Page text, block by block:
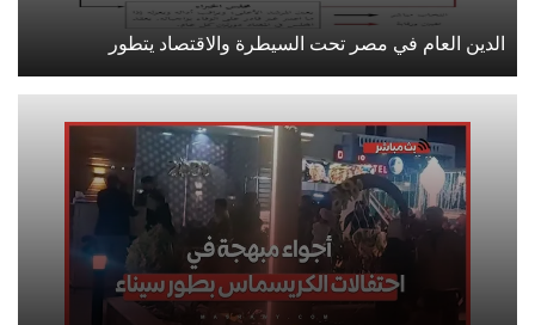
الدين العام في مصر تحت السيطرة والاقتصاد يتطور